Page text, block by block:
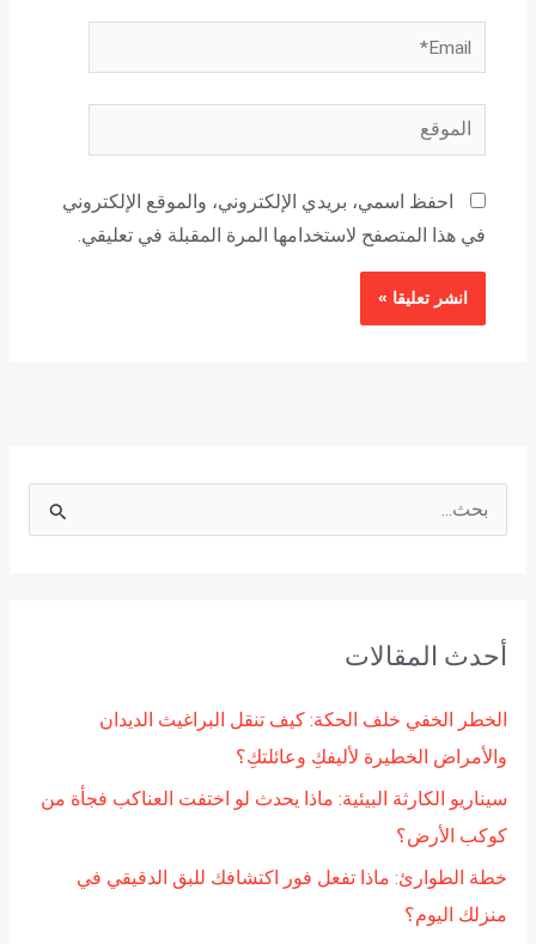
Email*
الموقع
احفظ اسمي، بريدي الإلكتروني، والموقع الإلكتروني
في هذا المتصفح لاستخدامها المرة المقبلة في تعليقي.
ث
أحدث المقالات
الخطر الخفي خلف الحكة: كيف تنقل البراغيث الديدان
والأمراض الخطيرة لأليفكِ وعائلتكِ؟
سيناريو الكارثة البيئية: ماذا يحدث لو اختفت العناكب فجأة من
كوكب الأرض؟
خطة الطوارئ: ماذا تفعل فور اكتشافك للبق الدقيقي في
منزلك اليوم؟